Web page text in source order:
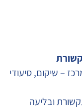
– שיקום, סיעודי
ובליעה